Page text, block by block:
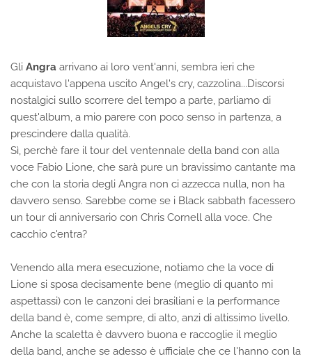
Gli Angra arrivano ai loro vent'anni, sembra ieri che
acquistavo l'appena uscito Angel's cry, cazzolina...Discorsi
nostalgici sullo scorrere del tempo a parte, parliamo di
quest'album, a mio parere con poco senso in partenza, a
prescindere dalla qualità.
Sì, perchè fare il tour del ventennale della band con alla
voce Fabio Lione, che sarà pure un bravissimo cantante ma
che con la storia degli Angra non ci azzecca nulla, non ha
davvero senso. Sarebbe come se i Black sabbath facessero
un tour di anniversario con Chris Cornell alla voce. Che
cacchio c'entra?
Venendo alla mera esecuzione, notiamo che la voce di
Lione si sposa decisamente bene (meglio di quanto mi
aspettassi) con le canzoni dei brasiliani e la performance
della band è, come sempre, di alto, anzi di altissimo livello.
Anche la scaletta è davvero buona e raccoglie il meglio
della band, anche se adesso è ufficiale che ce l'hanno con la